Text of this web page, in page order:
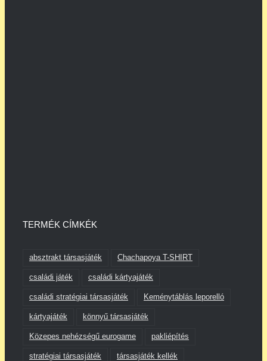
TERMÉK CÍMKÉK
absztrakt társasjáték Chachapoya T-SHIRT
családi játék családi kártyajáték
családi stratégiai társasjáték Keménytáblás leporelló
kártyajáték könnyű társasjáték
Közepes nehézségű eurogame pakliépítés
stratégiai társasjáték társasjáték kellék